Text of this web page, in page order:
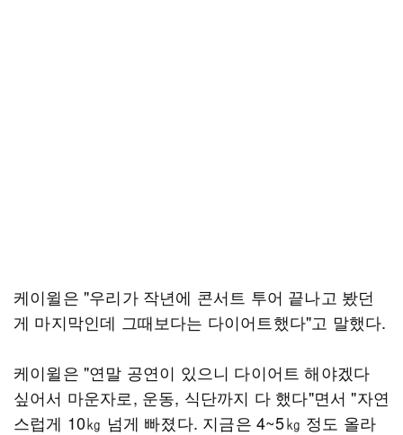
케이윌은 "우리가 작년에 콘서트 투어 끝나고 봤던
게 마지막인데 그때보다는 다이어트했다"고 말했다.
케이윌은 "연말 공연이 있으니 다이어트 해야겠다
싶어서 마운자로, 운동, 식단까지 다 했다"면서 "자연
스럽게 10㎏ 넘게 빠졌다. 지금은 4~5㎏ 정도 올라